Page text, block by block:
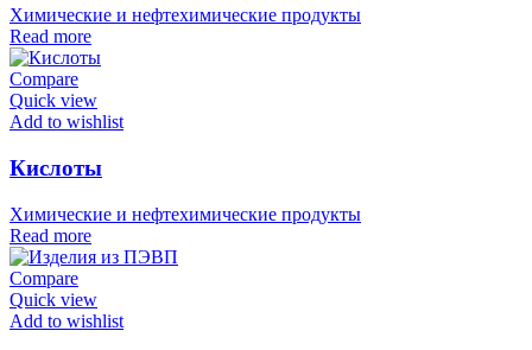
Химические и нефтехимические продукты
Read more
Compare
Quick view
Add to wishlist
Кислоты
Химические и нефтехимические продукты
Read more
Compare
Quick view
Add to wishlist